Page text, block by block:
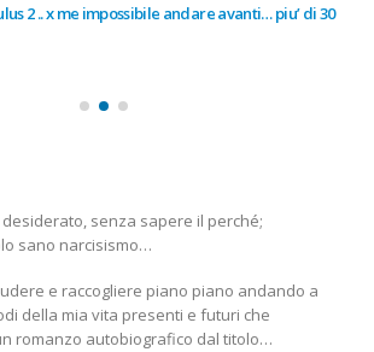
2 .. x me impossibile andare avanti… piu’ di 30
desiderato, senza sapere il perché;
sano narcisismo…
e raccogliere piano piano andando a
della mia vita presenti e futuri che
romanzo autobiografico dal titolo…